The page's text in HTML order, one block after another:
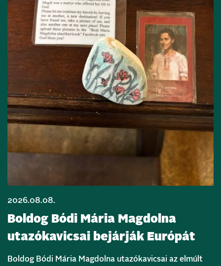
2026.08.08.
Boldog Bódi Mária Magdolna
utazókavicsai bejárják Európát
Boldog Bódi Mária Magdolna utazókavicsai az elmúlt